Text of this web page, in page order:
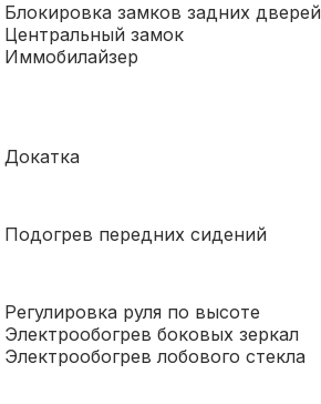
Блокировка замков задних дверей
Центральный замок
Иммобилайзер
Докатка
Подогрев передних сидений
Регулировка руля по высоте
Электрообогрев боковых зеркал
Электрообогрев лобового стекла